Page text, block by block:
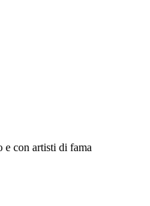
e con artisti di fama